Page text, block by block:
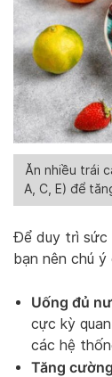
Ăn nhiều trái
A, C, E) để
Để duy trì sức
bạn nên chú
Uống đủ
cực kỳ
các hệ
Tăng